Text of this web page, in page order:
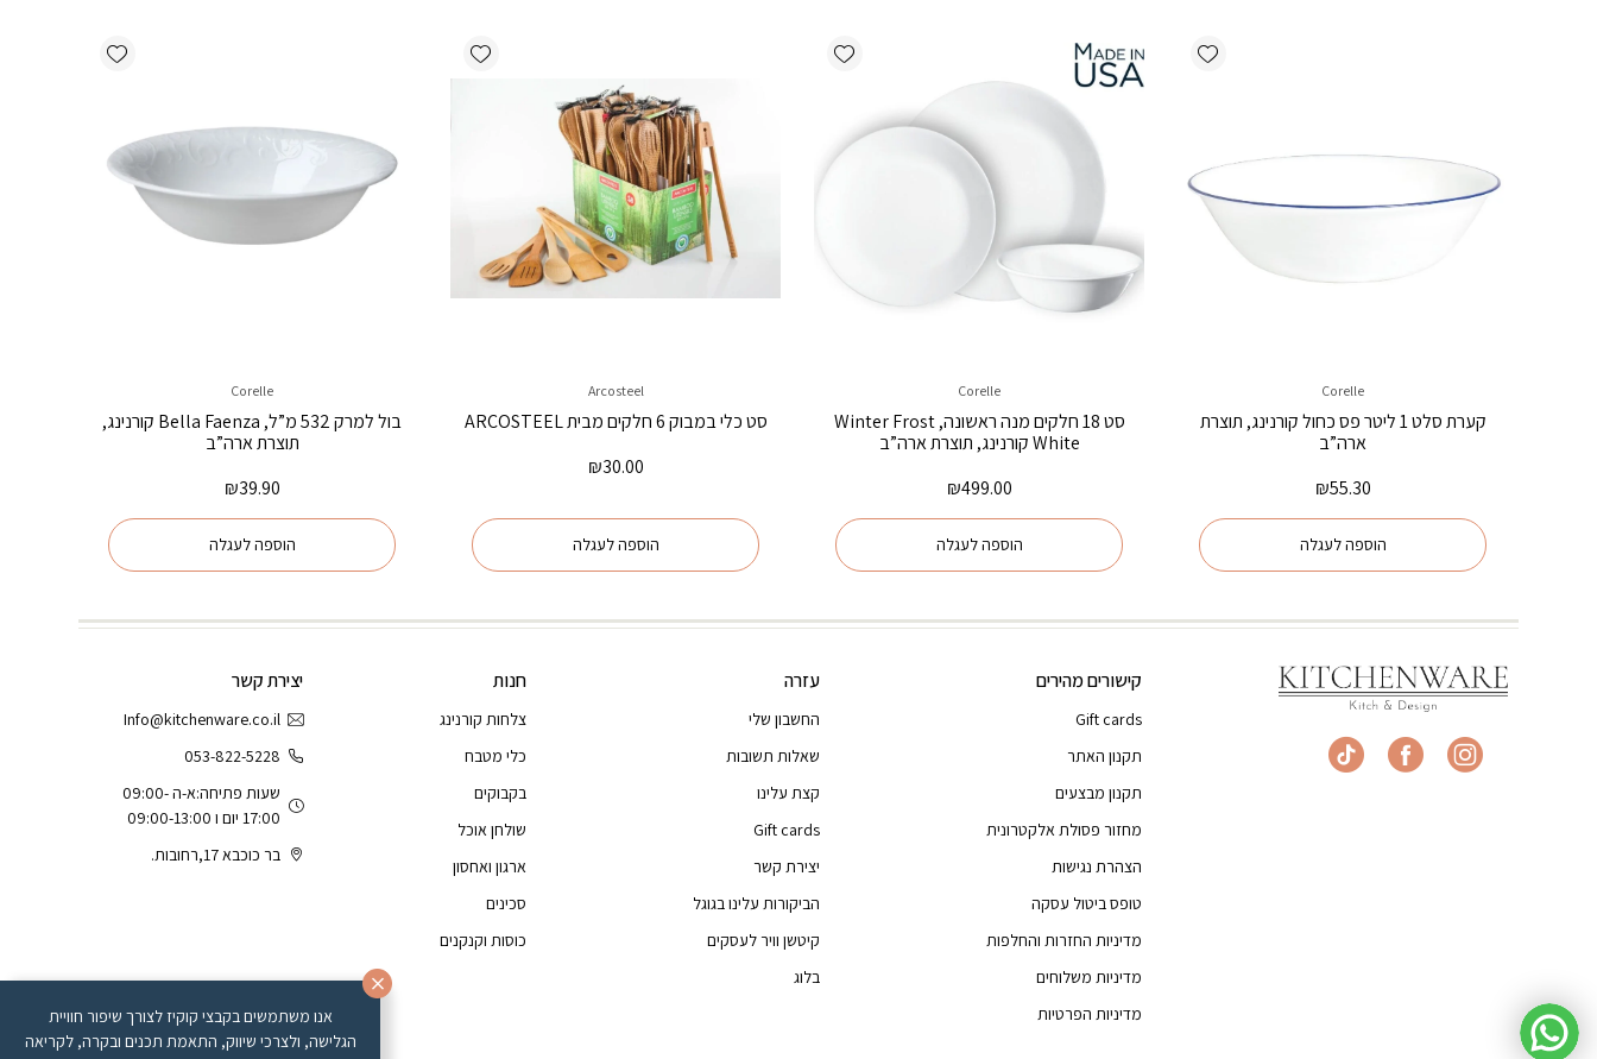
Add wishlist
Corelle
קערת סלט 1 ליטר פס כחול קורנינג, תוצרת
ארה”ב
₪55.30
הוספה לעגלה
Add wishlist
Corelle
סט 18 חלקים מנה ראשונה, Winter Frost
White קורנינג, תוצרת ארה”ב
₪499.00
הוספה לעגלה
Add wishlist
Arcosteel
סט כלי במבוק 6 חלקים מבית ARCOSTEEL
₪30.00
הוספה לעגלה
Add wishlist
Corelle
בול למרק 532 מ”ל, Bella Faenza קורנינג,
תוצרת ארה”ב
₪39.90
הוספה לעגלה
קישורים מהירים
Gift cards
תקנון האתר
תקנון מבצעים
מחזור פסולת אלקטרונית
הצהרת נגישות
טופס ביטול עסקה
מדיניות החזרות והחלפות
מדיניות משלוחים
מדיניות הפרטיות
עזרה
החשבון שלי
שאלות תשובות
קצת עלינו
Gift cards
יצירת קשר
הביקורות עלינו בגוגל
קיטשן וויר לעסקים
בלוג
חנות
צלחות קורנינג
כלי מטבח
בקבוקים
שולחן אוכל
ארגון ואחסון
סכינים
כוסות וקנקנים
יצירת קשר
Info@kitchenware.co.il
053-822-5228
שעות פתיחה:א-ה 09:00-
17:00 יום ו 09:00-13:00
בר כוכבא 17,רחובות.
אנו משתמשים בקבצי קוקיז לצורך שיפור חוויית
הגלישה, ולצרכי שיווק, התאמת תכנים ובקרה, לקריאה